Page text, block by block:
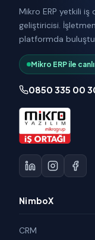
Mikro ERP yetkili
geliştiricisi.
platformda
Mikro ERP ile
0850 335 00
NimboX
CRM